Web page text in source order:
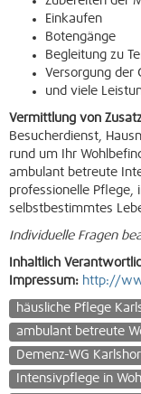
Einkaufen
Botengänge
Begleitung zu
Versorgung der
und viele
Vermittlung von
Besucherdienst,
rund um Ihr
ambulant betreute
professionelle Pflege,
selbstbestimmtes
Individuelle Fragen
Inhaltlich
Impressum: http://
häusliche Pflege
ambulant betreute
Demenz-WG
Intensivpflege in